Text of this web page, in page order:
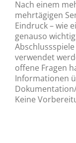
Nach einem
mehrtägigen
Eindruck – wie
genauso
verwendet
offene Fragen
Informationen
Keine